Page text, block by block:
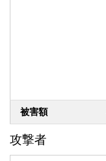
被害額
攻撃者